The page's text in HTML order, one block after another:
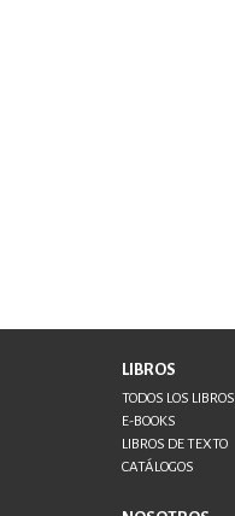
LIBROS
TODOS LOS LIBROS
E-BOOKS
LIBROS DE TEXTO
CATÁLOGOS